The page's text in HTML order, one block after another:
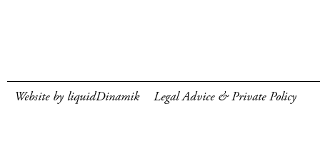
Website by liquidDinamik Legal Advice & Private Policy